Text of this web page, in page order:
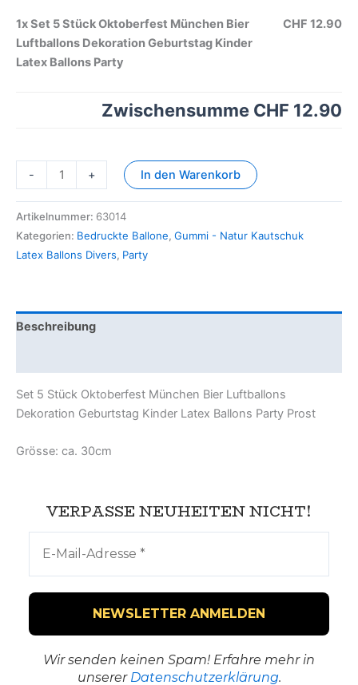
1xSet 5 Stück Oktoberfest München Bier
Luftballons Dekoration Geburtstag Kinder
Latex Ballons Party
CHF 12.90
Zwischensumme CHF 12.90
- + In den Warenkorb
Artikelnummer: 63014
Kategorien: Bedruckte Ballone, Gummi - Natur Kautschuk
Latex Ballons Divers, Party
Beschreibung
Set 5 Stück Oktoberfest München Bier Luftballons
Dekoration Geburtstag Kinder Latex Ballons Party Prost
Grösse: ca. 30cm
VERPASSE NEUHEITEN NICHT!
Wir senden keinen Spam! Erfahre mehr in
unserer Datenschutzerklärung.